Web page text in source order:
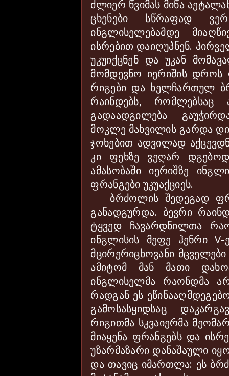
ძლიერ წვიმას მიწა
ცხენები სწრაფად
ინგლისელებამდე
ისრებით დაიღუპნენ.
უკუიქცნენ და უკან
მომდევნო იერიშის დროს
რიგები და ხელჩართულ
რაინდებს, რომლებსაც
გადაადგილება
მოკლე მახვილის გარდა
ჯოხებით ადვილად
კი ფეხზე ვეღარ
ამასობაში იერიშზე
ფრანგები უკუაქციეს.
ბრძოლის შედეგად
განადგურდა. ბევრი
ტყვედ ჩავარდნილთა
ინგლისის მეფე ჰენრი V-
მცირერიცხოვანი
ამიტომ მან მათი
ინგლისელმა რაონდმა
რადგან ეს
გამოსასყიდსაც
რიგითმა სკვაიერმა
მიაყენა ფრანგებს და
უზარმაზარი დანაშაული
და თავიც იმართლა: ეს